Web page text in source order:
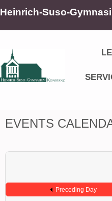
Heinrich-Suso-
EVENTS
Preceding Day